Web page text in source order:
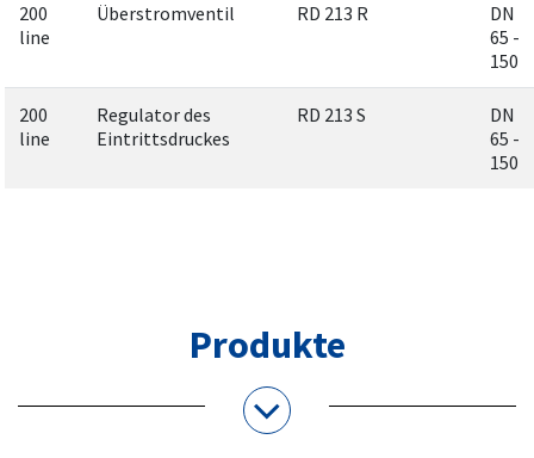
200
line
Überstromventil RD 213 R
DN
65 -
150
200
line
Regulator des
Eintrittsdruckes
RD 213 S
DN
65 -
150
Produkte